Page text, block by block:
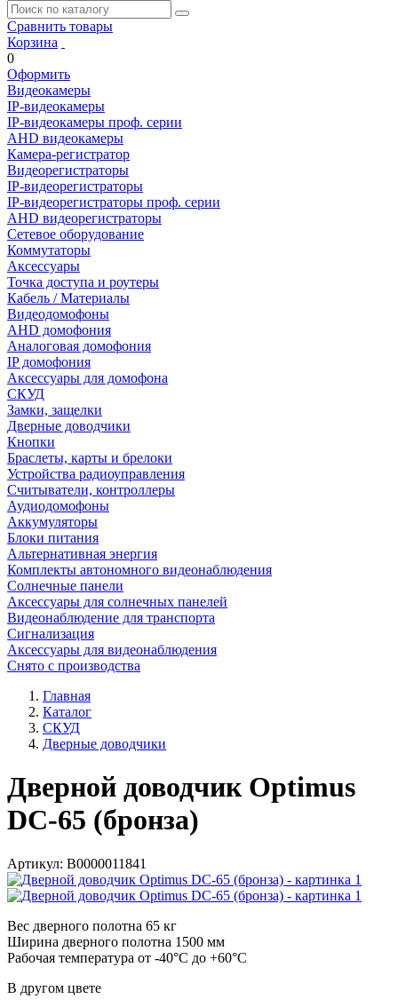
Сравнить товары
Корзина
0
Оформить
Видеокамеры
IP-видеокамеры
IP-видеокамеры проф. серии
AHD видеокамеры
Камера-регистратор
Видеорегистраторы
IP-видеорегистраторы
IP-видеорегистраторы проф. серии
AHD видеорегистраторы
Сетевое оборудование
Коммутаторы
Аксессуары
Точка доступа и роутеры
Кабель / Материалы
Видеодомофоны
AHD домофония
Аналоговая домофония
IP домофония
Аксессуары для домофона
СКУД
Замки, защелки
Дверные доводчики
Кнопки
Браслеты, карты и брелоки
Устройства радиоуправления
Считыватели, контроллеры
Аудиодомофоны
Аккумуляторы
Блоки питания
Альтернативная энергия
Комплекты автономного видеонаблюдения
Солнечные панели
Аксессуары для солнечных панелей
Видеонаблюдение для транспорта
Сигнализация
Аксессуары для видеонаблюдения
Снято с производства
Главная
Каталог
СКУД
Дверные доводчики
Дверной доводчик Optimus
DC-65 (бронза)
Артикул: В0000011841
Вес дверного полотна 65 кг
Ширина дверного полотна 1500 мм
Рабочая температура от -40°С до +60°С
В другом цвете